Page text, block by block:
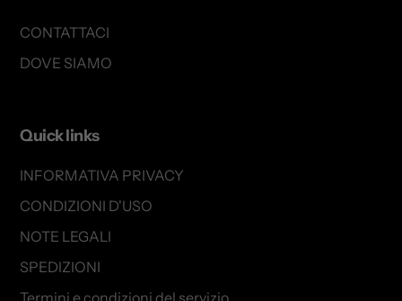
CONTATTACI
DOVE SIAMO
Quick links
INFORMATIVA PRIVACY
CONDIZIONI D'USO
NOTE LEGALI
SPEDIZIONI
Termini e condizioni del servizio